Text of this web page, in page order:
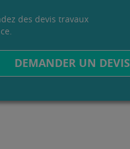
des devis travaux
DEMANDER UN DEVIS